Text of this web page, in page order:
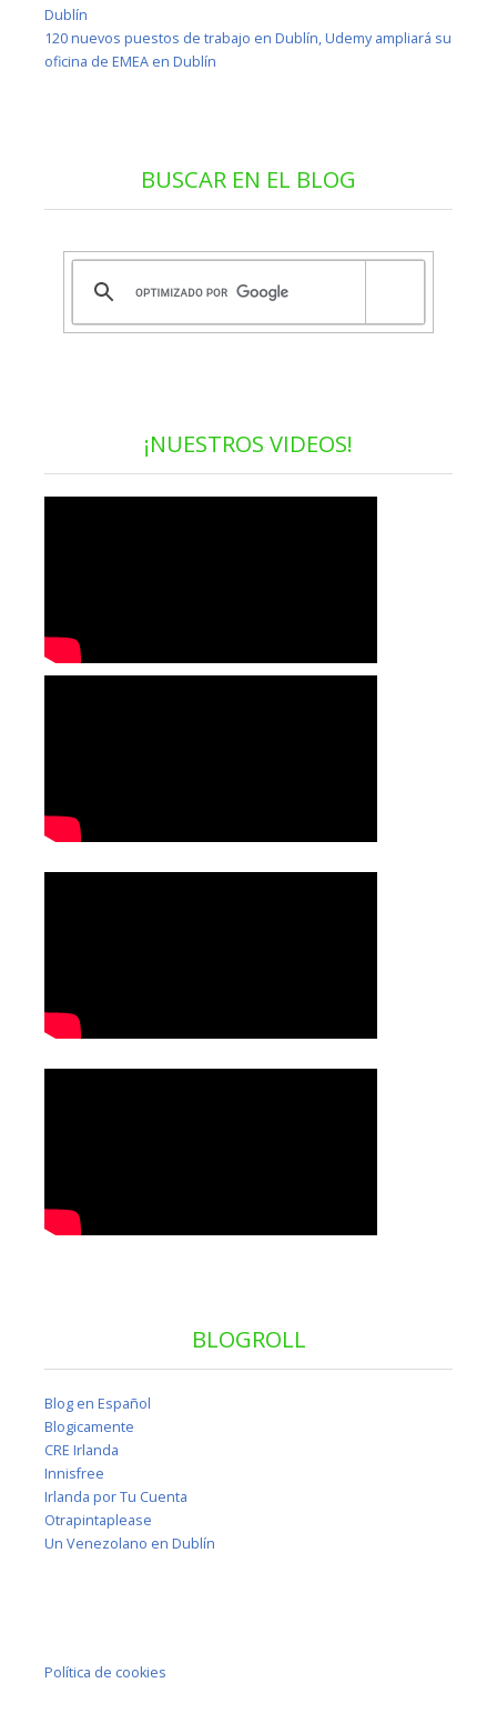
Dublín
120 nuevos puestos de trabajo en Dublín, Udemy ampliará su
oficina de EMEA en Dublín
BUSCAR EN EL BLOG
¡NUESTROS VIDEOS!
BLOGROLL
Blog en Español
Blogicamente
CRE Irlanda
Innisfree
Irlanda por Tu Cuenta
Otrapintaplease
Un Venezolano en Dublín
Política de cookies